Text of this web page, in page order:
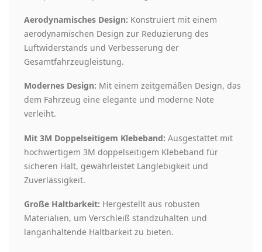
Aerodynamisches Design: Konstruiert mit einem
aerodynamischen Design zur Reduzierung des
Luftwiderstands und Verbesserung der
Gesamtfahrzeugleistung.
Modernes Design: Mit einem zeitgemäßen Design, das
dem Fahrzeug eine elegante und moderne Note
verleiht.
Mit 3M Doppelseitigem Klebeband: Ausgestattet mit
hochwertigem 3M doppelseitigem Klebeband für
sicheren Halt, gewährleistet Langlebigkeit und
Zuverlässigkeit.
Große Haltbarkeit: Hergestellt aus robusten
Materialien, um Verschleiß standzuhalten und
langanhaltende Haltbarkeit zu bieten.